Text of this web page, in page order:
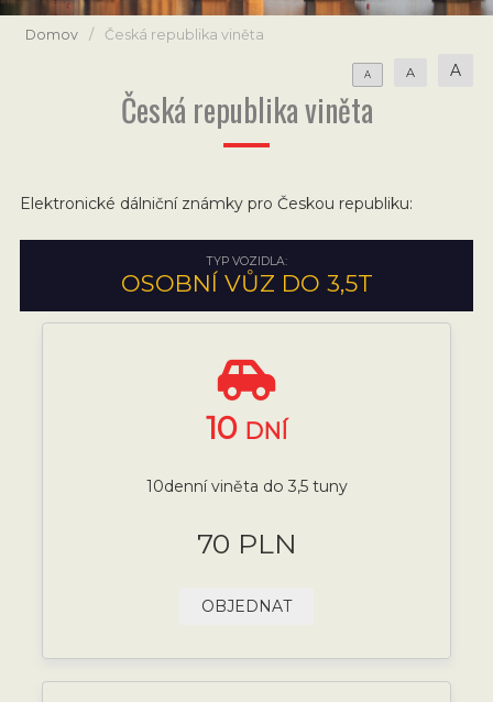
Domov / Česká republika viněta
A A A
Česká republika viněta
Elektronické dálniční známky pro Českou republiku:
TYP VOZIDLA:
OSOBNÍ VŮZ DO 3,5T
10 DNÍ
10denní viněta do 3,5 tuny
70 PLN
OBJEDNAT